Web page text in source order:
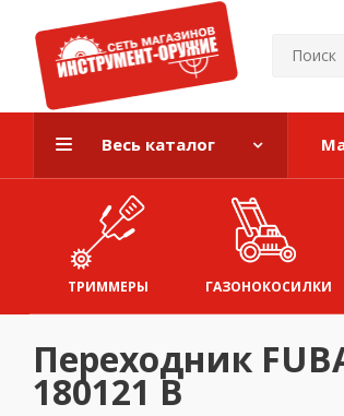
Весь каталог
ТРИММЕРЫ ГАЗОНОКОСИЛКИ
Переходник
180121 B